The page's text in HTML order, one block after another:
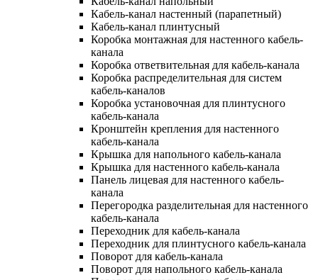
Кабель-канал настенный (парапетный)
Кабель-канал плинтусный
Коробка монтажная для настенного кабель-
канала
Коробка ответвительная для кабель-канала
Коробка распределительная для систем
кабель-каналов
Коробка установочная для плинтусного
кабель-канала
Кронштейн крепления для настенного
кабель-канала
Крышка для напольного кабель-канала
Крышка для настенного кабель-канала
Панель лицевая для настенного кабель-
канала
Перегородка разделительная для настенного
кабель-канала
Переходник для кабель-канала
Переходник для плинтусного кабель-канала
Поворот для кабель-канала
Поворот для напольного кабель-канала